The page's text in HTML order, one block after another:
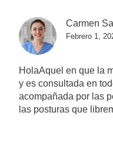
Carmen
Febrero 1,
HolaAquel en que la
y es consultada en
acompañada por las
las posturas que